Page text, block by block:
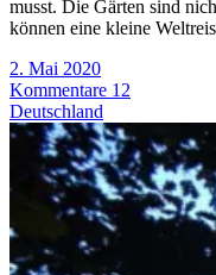
musst. Die Gärten sind
können eine kleine
2. Mai 2020
Kommentare 12
Deutschland